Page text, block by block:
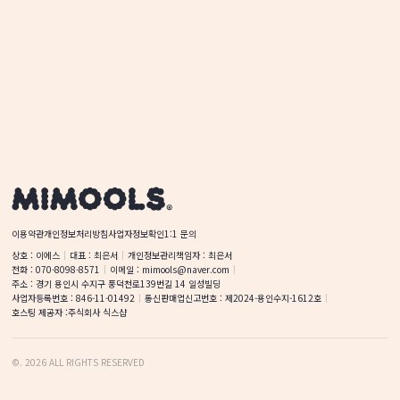
이용약관개인정보처리방침사업자정보확인1:1 문의
상호 : 이에스 대표 : 최은서 개인정보관리책임자 : 최은서
전화 : 070-8098-8571 이메일 : mimools@naver.com
주소 : 경기 용인시 수지구 풍덕천로139번길 14 일성빌딩
사업자등록번호 : 846-11-01492 통신판매업신고번호 : 제2024-용인수지-1612호
호스팅 제공자 :주식회사 식스샵
©. 2026 ALL RIGHTS RESERVED